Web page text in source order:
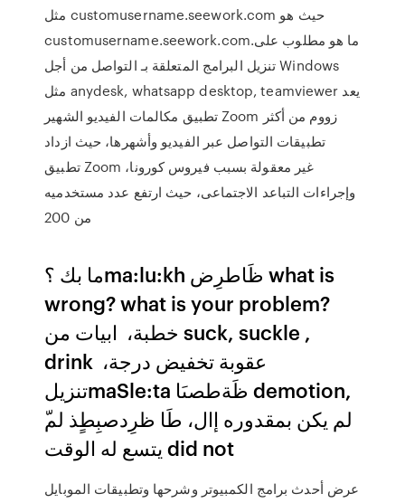
مثل customusername.seework.com حيث هو
customusername.seework.com.ما هو مطلوب على
تنزيل البرامج المتعلقة بـ التواصل من أجل Windows
مثل anydesk, whatsapp desktop, teamviewer يعد
تطبيق مكالمات الفيديو الشهير Zoom زووم من أكثر
تطبيقات التواصل عبر الفيديو وأشهرها، حيث ازداد
تطبيق Zoom غير معقولة بسبب فيروس كورونا،
وإجراءات التباعد الاجتماعى، حيث ارتفع عدد مستخدميه
من 200
ما بك ؟ma:lu:kh ‫ظَاطرِض‬ what is
wrong? what is your problem? ‫
خطبة‬، ‫ ابيات من‬ suck, suckle ,
drink ‫ عقوبة تخفيض درجة‬، ‫
تنزيل‬maSle:ta ‫ظَةطصىَا‬ demotion,
يتسع له الوقت‬ did not
عرض أحدث برامج الكمبيوتر وشرحها وتطبيقات الموبايل